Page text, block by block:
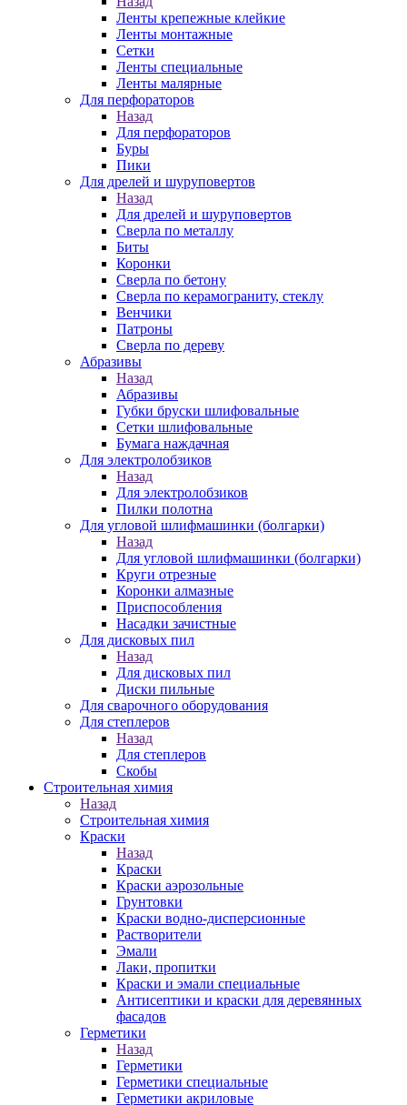
Ленты крепежные клейкие
Ленты монтажные
Сетки
Ленты специальные
Ленты малярные
Для перфораторов
Назад
Для перфораторов
Буры
Пики
Для дрелей и шуруповертов
Назад
Для дрелей и шуруповертов
Сверла по металлу
Биты
Коронки
Сверла по бетону
Сверла по керамограниту, стеклу
Венчики
Патроны
Сверла по дереву
Абразивы
Назад
Абразивы
Губки бруски шлифовальные
Сетки шлифовальные
Бумага наждачная
Для электролобзиков
Назад
Для электролобзиков
Пилки полотна
Для угловой шлифмашинки (болгарки)
Назад
Для угловой шлифмашинки (болгарки)
Круги отрезные
Коронки алмазные
Приспособления
Насадки зачистные
Для дисковых пил
Назад
Для дисковых пил
Диски пильные
Для сварочного оборудования
Для степлеров
Назад
Для степлеров
Скобы
Строительная химия
Назад
Строительная химия
Краски
Назад
Краски
Краски аэрозольные
Грунтовки
Краски водно-дисперсионные
Растворители
Эмали
Лаки, пропитки
Краски и эмали специальные
Антисептики и краски для деревянных
фасадов
Герметики
Назад
Герметики
Герметики специальные
Герметики акриловые